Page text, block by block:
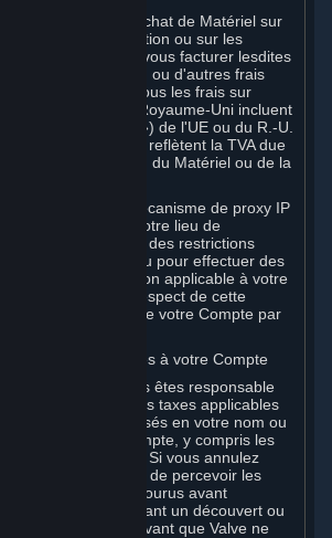
de Steam ou votre achat de Matériel sur
des taxes sur l'utilisation ou sur les
habilité à vous facturer lesdites
frais de Souscription ou d'autres frais
d'utilisation. Tous les frais sur
européenne et le Royaume-Uni incluent
ajoutée (la « TVA ») de l'UE ou du R.-U.
perçus par Valve reflètent la TVA due
et Services, du Matériel ou de la
ne pas utiliser de mécanisme de proxy IP
visant à masquer votre lieu de
soit pour contourner des restrictions
le contenu de jeu ou pour effectuer des
achats à un tarif non applicable à votre
autre but. Le non-respect de cette
la résiliation de votre Compte par
pour les frais associés à votre Compte
du Compte, vous êtes responsable
y compris les taxes applicables
ou commandes réalisés en votre nom ou
de votre Compte, y compris les
famille ou vos amis. Si vous annulez
se réserve le droit de percevoir les
ou les coûts encourus avant
les Comptes présentant un découvert ou
être régularisés avant que Valve ne